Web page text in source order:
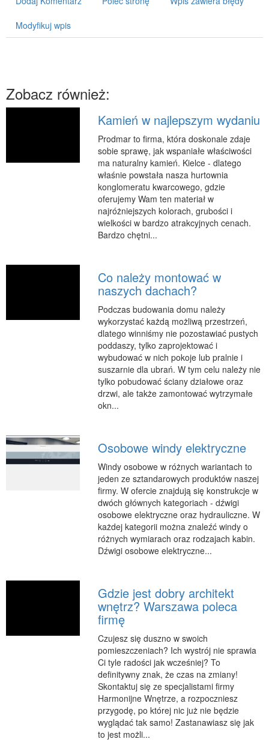
Imprezy Integracyjne
SPECJALIZACJA
Informatyczne
Adwokaci, Porady Prawne
Sprzątanie, Porządkowanie
Dietetyka, Odchudzanie
Salony Kosmetyczne
Sprzęt Medyczny
Oprogramowanie
Modyfikuj wpis
Zobacz również:
Kamień w najlepszym wydaniu
Prodmar to firma, która doskonale zdaje
sobie sprawę, jak wspaniałe właściwości
ma naturalny kamień. Kielce - dlatego
właśnie powstała nasza hurtownia
konglomeratu kwarcowego, gdzie
oferujemy Wam ten materiał w
najróżniejszych kolorach, grubości i
wielkości w bardzo atrakcyjnych cenach.
Bardzo chętni...
Co należy montować w
naszych dachach?
Podczas budowania domu należy
wykorzystać każdą możliwą przestrzeń,
dlatego winniśmy nie pozostawiać pustych
poddaszy, tylko zaprojektować i
wybudować w nich pokoje lub pralnie i
suszarnie dla ubrań. W tym celu należy nie
tylko pobudować ściany działowe oraz
drzwi, ale także zamontować wytrzymałe
okn...
Osobowe windy elektryczne
Windy osobowe w różnych wariantach to
jeden ze sztandarowych produktów naszej
firmy. W ofercie znajdują się konstrukcje w
dwóch głównych kategoriach - dźwigi
osobowe elektryczne oraz hydrauliczne. W
każdej kategorii można znaleźć windy o
różnych wymiarach oraz rodzajach kabin.
Dźwigi osobowe elektryczne...
Gdzie jest dobry architekt
wnętrz? Warszawa poleca
firmę
Czujesz się duszno w swoich
pomieszczeniach? Ich wystrój nie sprawia
Ci tyle radości jak wcześniej? To
definitywny znak, że czas na zmiany!
Skontaktuj się ze specjalistami firmy
Harmonijne Wnętrze, a rozpoczniesz
przygodę, po której nic już nie będzie
wyglądać tak samo! Zastanawiasz się jak
to jest możli...